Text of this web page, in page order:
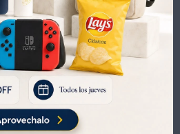
UYU 150 UYU 255 41
UYU 105
128